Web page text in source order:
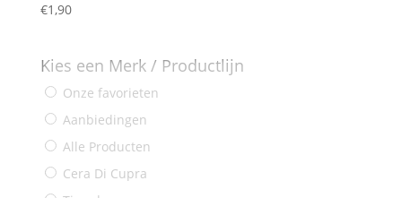
€1,90
Kies een Merk / Productlijn
Onze favorieten
Aanbiedingen
Alle Producten
Cera Di Cupra